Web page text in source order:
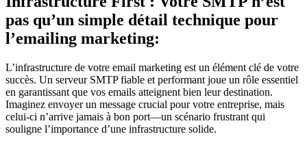
pas qu’un simple détail technique pour
l’emailing marketing:
L’infrastructure de votre email marketing est un élément clé de votre
succès. Un serveur SMTP fiable et performant joue un rôle essentiel
en garantissant que vos emails atteignent bien leur destination.
Imaginez envoyer un message crucial pour votre entreprise, mais
celui-ci n’arrive jamais à bon port—un scénario frustrant qui
souligne l’importance d’une infrastructure solide.